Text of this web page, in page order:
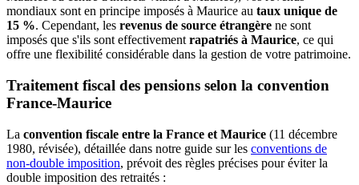
mondiaux sont en principe imposés à Maurice au taux unique de
15 %. Cependant, les revenus de source étrangère ne sont
imposés que s'ils sont effectivement rapatriés à Maurice, ce qui
offre une flexibilité considérable dans la gestion de votre patrimoine.
Traitement fiscal des pensions selon la convention
France-Maurice
La convention fiscale entre la France et Maurice (11 décembre
1980, révisée), détaillée dans notre guide sur les conventions de
non-double imposition, prévoit des règles précises pour éviter la
double imposition des retraités :